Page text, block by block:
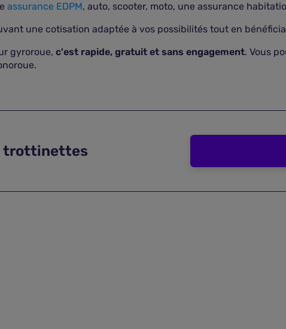
assurance EDPM, auto, scooter, moto, une assurance
une cotisation adaptée à vos possibilités tout en
gyroroue, c'est rapide, gratuit et sans engagement. Vous
trottinettes